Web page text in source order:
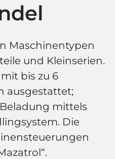
Maschinentypen
und Kleinserien.
bis zu 6
ausgestattet;
mittels
Die